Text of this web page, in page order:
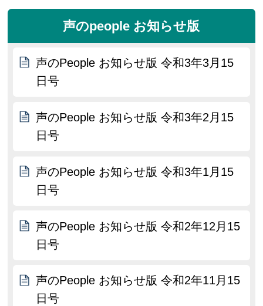
声のpeople お知らせ版
声のPeople お知らせ版 令和3年3月15
日号
声のPeople お知らせ版 令和3年2月15
日号
声のPeople お知らせ版 令和3年1月15
日号
声のPeople お知らせ版 令和2年12月15
日号
声のPeople お知らせ版 令和2年11月15
日号